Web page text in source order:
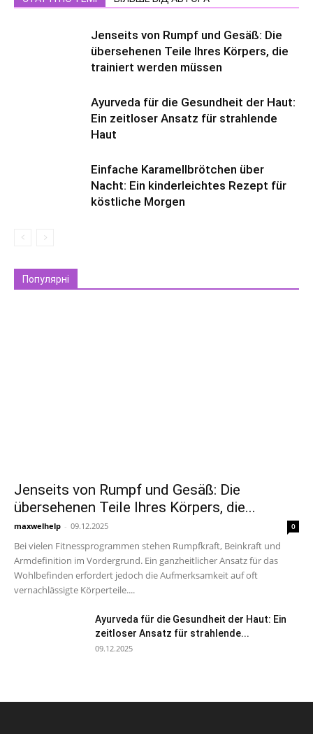
Jenseits von Rumpf und Gesäß: Die
übersehenen Teile Ihres Körpers, die
trainiert werden müssen
Ayurveda für die Gesundheit der Haut:
Ein zeitloser Ansatz für strahlende
Haut
Einfache Karamellbrötchen über
Nacht: Ein kinderleichtes Rezept für
köstliche Morgen
Популярні
Jenseits von Rumpf und Gesäß: Die
übersehenen Teile Ihres Körpers, die...
maxwelhelp - 09.12.2025 0
Bei vielen Fitnessprogrammen stehen Rumpfkraft, Beinkraft und
Armdefinition im Vordergrund. Ein ganzheitlicher Ansatz für das
Wohlbefinden erfordert jedoch die Aufmerksamkeit auf oft
vernachlässigte Körperteile....
Ayurveda für die Gesundheit der Haut: Ein
zeitloser Ansatz für strahlende...
09.12.2025